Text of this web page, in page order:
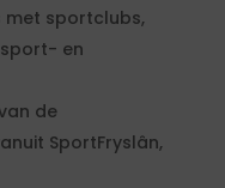
met sportclubs,
en
de
SportFryslân,